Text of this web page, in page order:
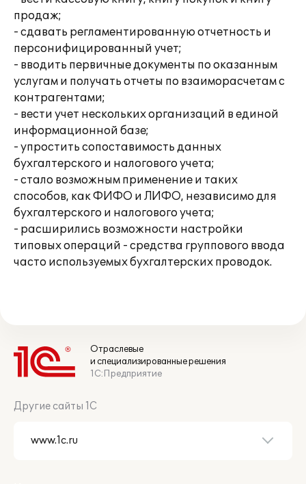
продаж;
- сдавать регламентированную отчетность и
персонифицированный учет;
- вводить первичные документы по оказанным
услугам и получать отчеты по взаиморасчетам с
контрагентами;
- вести учет нескольких организаций в единой
информационной базе;
- упростить сопоставимость данных
бухгалтерского и налогового учета;
- стало возможным применение и таких
способов, как ФИФО и ЛИФО, независимо для
бухгалтерского и налогового учета;
- расширились возможности настройки
типовых операций - средства группового ввода
часто используемых бухгалтерских проводок.
Отраслевые
и специализированные решения
1С:Предприятие
Другие сайты 1С